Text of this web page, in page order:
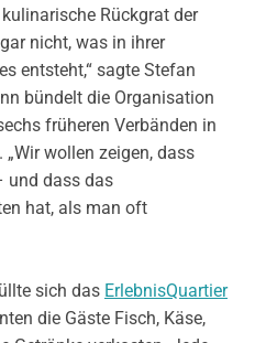
Rückgrat der
nicht, was in ihrer
entsteht,“ sagte Stefan
bündelt die Organisation
früheren Verbänden in
wollen zeigen, dass
und dass das
hat, als man oft
sich das ErlebnisQuartier
die Gäste Fisch, Käse,